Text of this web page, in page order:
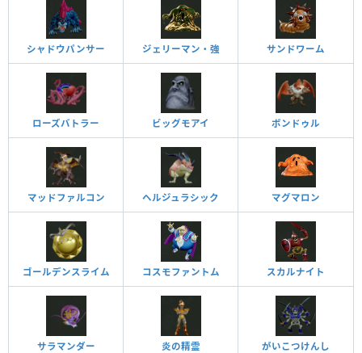
シャドウパンサー ジェリーマン・強 サンドワーム
ローズバトラー ビッグモアイ ボンドゥル
マッドファルコン ヘルジュラシック マグマロン
ゴールデンスライム コスモファントム スカルナイト
サラマンダー 炎の精霊 がいこつけんし